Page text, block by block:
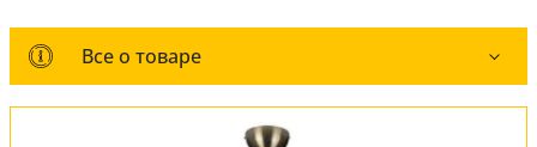
Все о товаре
Все о товаре